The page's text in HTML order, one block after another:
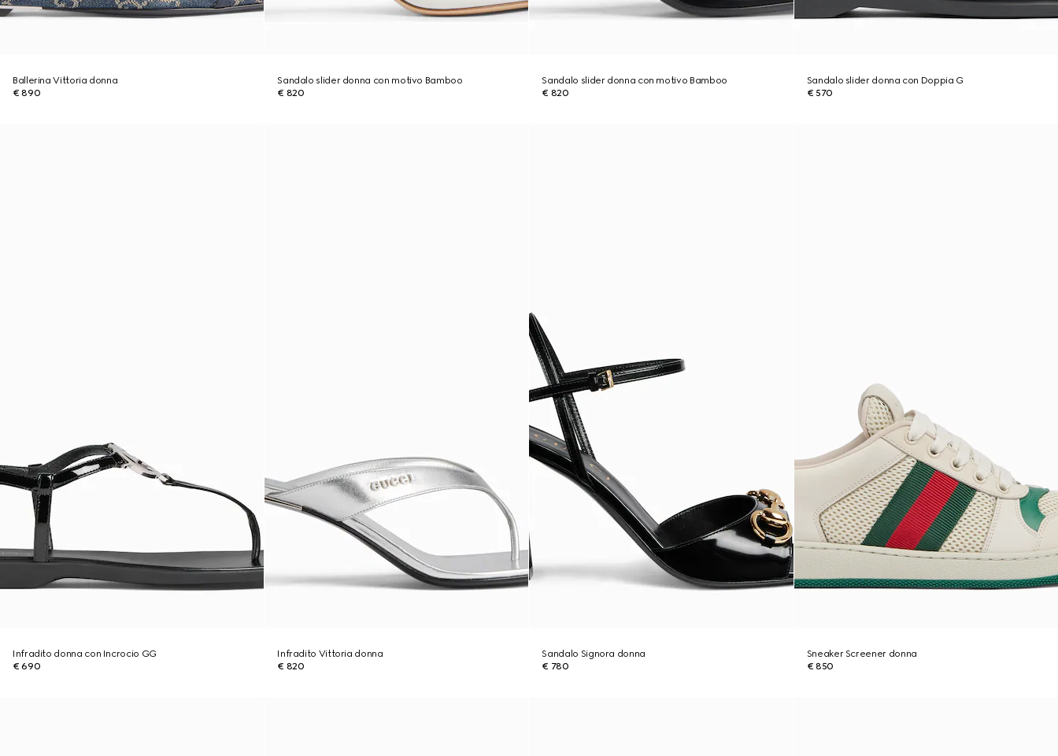
Ballerina Vittoria donna
€ 890
Sandalo slider donna con motivo Bamboo
€ 820
Sandalo slider donna con motivo Bamboo
€ 820
Sandalo slider donna con Doppia G
€ 570
Infradito donna con Incrocio GG
€ 690
Infradito Vittoria donna
€ 820
Sandalo Signora donna
€ 780
Sneaker Screener donna
€ 850